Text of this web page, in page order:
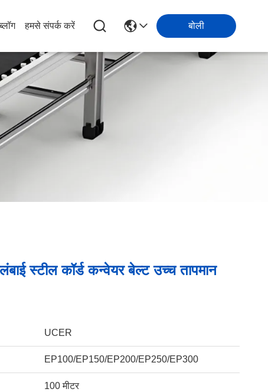
ब्लॉग हमसे संपर्क करें बोली
स्टील कॉर्ड कन्वेयर बेल्ट उच्च तापमान
UCER
EP100/EP150/EP200/EP250/EP300
100 मीटर